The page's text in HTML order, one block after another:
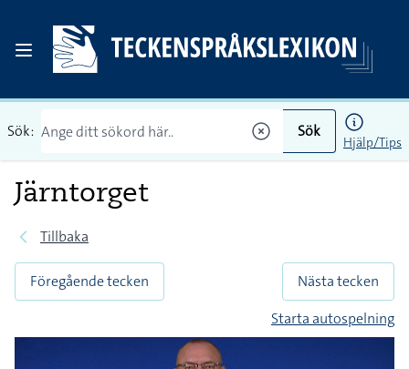
Sök: Sök
Hjälp/Tips
Järntorget
Tillbaka
Föregående tecken
Nästa tecken
Starta autospelning